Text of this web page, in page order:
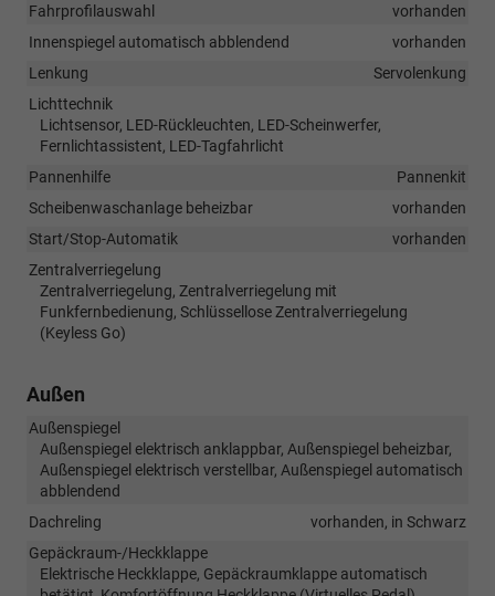
Fahrprofilauswahl
vorhanden
Innenspiegel automatisch abblendend
vorhanden
Lenkung
Servolenkung
Lichttechnik
Lichtsensor, LED-Rückleuchten, LED-Scheinwerfer,
Fernlichtassistent, LED-Tagfahrlicht
Pannenhilfe
Pannenkit
Scheibenwaschanlage beheizbar
vorhanden
Start/Stop-Automatik
vorhanden
Zentralverriegelung
Zentralverriegelung, Zentralverriegelung mit
Funkfernbedienung, Schlüssellose Zentralverriegelung
(Keyless Go)
Außen
Außenspiegel
Außenspiegel elektrisch anklappbar, Außenspiegel beheizbar,
Außenspiegel elektrisch verstellbar, Außenspiegel automatisch
abblendend
Dachreling
vorhanden, in Schwarz
Gepäckraum-/Heckklappe
Elektrische Heckklappe, Gepäckraumklappe automatisch